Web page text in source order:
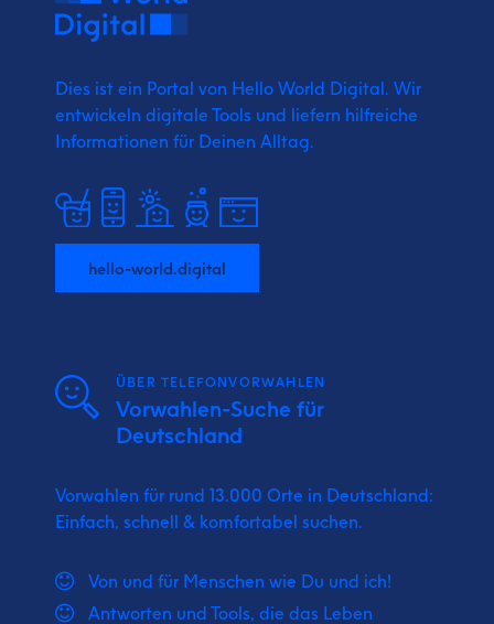
Dies ist ein Portal von Hello World Digital. Wir
entwickeln digitale Tools und liefern hilfreiche
Informationen für Deinen Alltag.
hello-world.digital
ÜBER TELEFONVORWAHLEN
Vorwahlen-Suche für
Deutschland
Vorwahlen für rund 13.000 Orte in Deutschland:
Einfach, schnell & komfortabel suchen.
Von und für Menschen wie Du und ich!
Antworten und Tools, die das Leben